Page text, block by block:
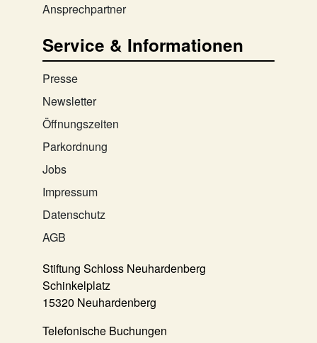
Ansprechpartner
Service & Informationen
Presse
Newsletter
Öffnungszeiten
Parkordnung
Jobs
Impressum
Datenschutz
AGB
Stiftung Schloss Neuhardenberg
Schinkelplatz
15320 Neuhardenberg
Telefonische Buchungen